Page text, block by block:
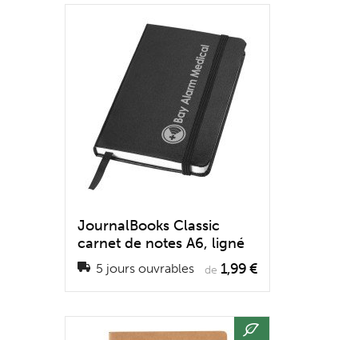
JournalBooks Classic
carnet de notes A6, ligné
5 jours ouvrables de 1,99 €